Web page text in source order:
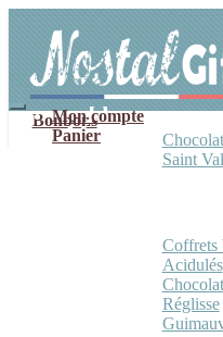
navigation
contenu
Mon compte
Panier
Bonbons
Saint
Coffrets
Acidulés
Réglisse